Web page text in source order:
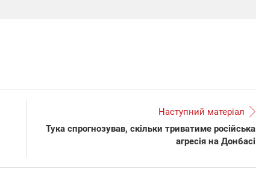
Наступний матеріал
Тука спрогнозував, скільки триватиме російська
агресія на Донбасі